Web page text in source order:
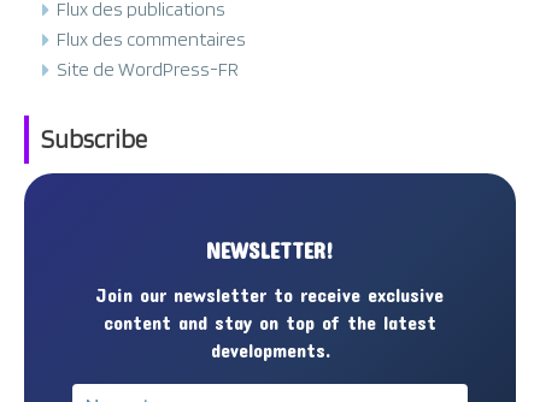
Flux des publications
Flux des commentaires
Site de WordPress-FR
Subscribe
NEWSLETTER!
Join our newsletter to receive exclusive
content and stay on top of the latest
developments.